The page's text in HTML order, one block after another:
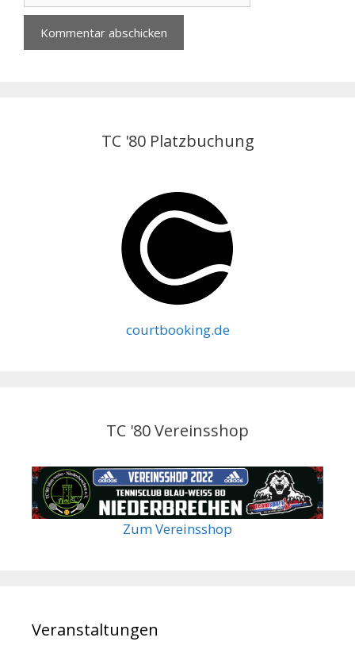
TC '80 Platzbuchung
courtbooking.de
TC '80 Vereinsshop
Zum Vereinsshop
Veranstaltungen